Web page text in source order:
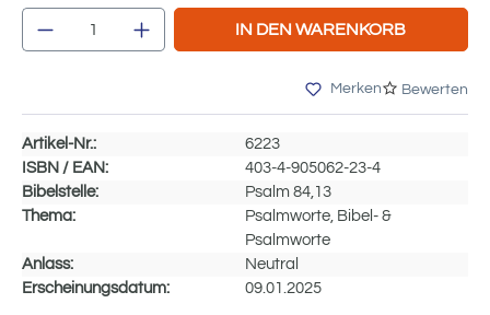
Produkt Anzahl: Gib den gewünschten
IN DEN WARENKORB
Merken Bewerten
Artikel-Nr.:
6223
ISBN / EAN:
403-4-905062-23-4
Bibelstelle:
Psalm 84,13
Thema:
Psalmworte, Bibel- &
Psalmworte
Anlass:
Neutral
Erscheinungsdatum:
09.01.2025